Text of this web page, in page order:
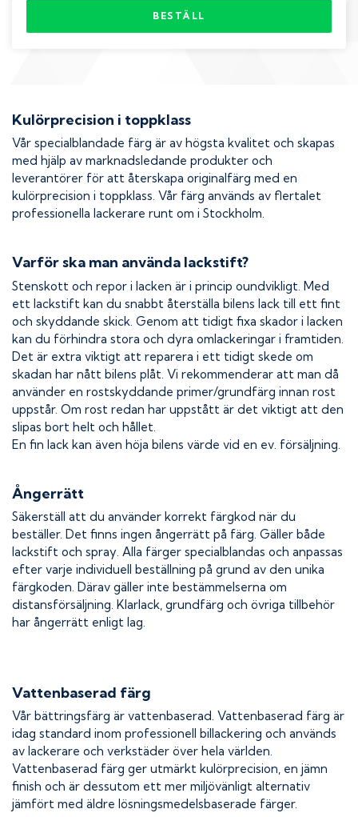
BESTÄLL
Kulörprecision i toppklass
Vår specialblandade färg är av högsta kvalitet och skapas
med hjälp av marknadsledande produkter och
leverantörer för att återskapa originalfärg med en
kulörprecision i toppklass. Vår färg används av flertalet
professionella lackerare runt om i Stockholm.
Varför ska man använda lackstift?
Stenskott och repor i lacken är i princip oundvikligt. Med
ett lackstift kan du snabbt återställa bilens lack till ett fint
och skyddande skick. Genom att tidigt fixa skador i lacken
kan du förhindra stora och dyra omlackeringar i framtiden.
Det är extra viktigt att reparera i ett tidigt skede om
skadan har nått bilens plåt. Vi rekommenderar att man då
använder en rostskyddande primer/grundfärg innan rost
uppstår. Om rost redan har uppstått är det viktigt att den
slipas bort helt och hållet.
En fin lack kan även höja bilens värde vid en ev. försäljning.
Ångerrätt
Säkerställ att du använder korrekt färgkod när du
beställer. Det finns ingen ångerrätt på färg. Gäller både
lackstift och spray. Alla färger specialblandas och anpassas
efter varje individuell beställning på grund av den unika
färgkoden. Därav gäller inte bestämmelserna om
distansförsäljning. Klarlack, grundfärg och övriga tillbehör
har ångerrätt enligt lag.
Vattenbaserad färg
Vår bättringsfärg är vattenbaserad. Vattenbaserad färg är
idag standard inom professionell billackering och används
av lackerare och verkstäder över hela världen.
Vattenbaserad färg ger utmärkt kulörprecision, en jämn
finish och är dessutom ett mer miljövänligt alternativ
jämfört med äldre lösningsmedelsbaserade färger.